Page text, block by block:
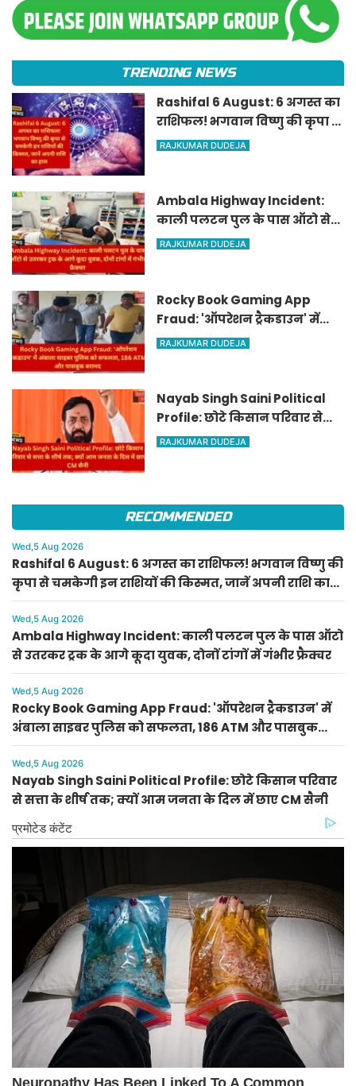
TRENDING NEWS
Rashifal 6 August: 6 अगस्त का
राशिफल! भगवान विष्णु की कृपा से
चमकेगी इन राशियों की किस्मत,
RAJKUMAR DUDEJA
Ambala Highway Incident:
काली पलटन पुल के पास ऑटो से
उतरकर ट्रक के आगे कूदा युवक,
RAJKUMAR DUDEJA
Rocky Book Gaming App
Fraud: 'ऑपरेशन ट्रैकडाउन' में
अंबाला साइबर पुलिस को सफलता,
RAJKUMAR DUDEJA
Nayab Singh Saini Political
Profile: छोटे किसान परिवार से
सत्ता के शीर्ष तक; क्यों आम जनता
RAJKUMAR DUDEJA
RECOMMENDED
Wed,5 Aug 2026
Rashifal 6 August: 6 अगस्त का राशिफल! भगवान विष्णु की
कृपा से चमकेगी इन राशियों की किस्मत, जानें अपनी राशि का
हाल
Wed,5 Aug 2026
Ambala Highway Incident: काली पलटन पुल के पास ऑटो
से उतरकर ट्रक के आगे कूदा युवक, दोनों टांगों में गंभीर फ्रैक्चर
Wed,5 Aug 2026
Rocky Book Gaming App Fraud: 'ऑपरेशन ट्रैकडाउन' में
अंबाला साइबर पुलिस को सफलता, 186 ATM और पासबुक
बरामद
Wed,5 Aug 2026
Nayab Singh Saini Political Profile: छोटे किसान परिवार
से सत्ता के शीर्ष तक; क्यों आम जनता के दिल में छाए CM सैनी